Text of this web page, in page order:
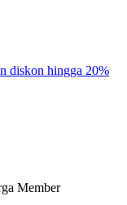
diskon hingga 20%
Member